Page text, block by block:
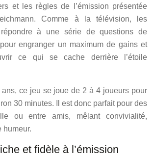
et les règles de l’émission présentée
Comme à la télévision, les
à une série de questions de
engranger un maximum de gains et
ce qui se cache derrière l’étoile
ce jeu se joue de 2 à 4 joueurs pour
30 minutes. Il est donc parfait pour des
ou entre amis, mêlant convivialité,
humeur.
et fidèle à l’émission